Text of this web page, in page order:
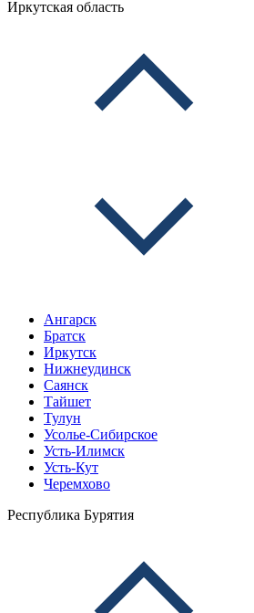
Иркутская область
Ангарск
Братск
Иркутск
Нижнеудинск
Саянск
Тайшет
Тулун
Усолье-Сибирское
Усть-Илимск
Усть-Кут
Черемхово
Республика Бурятия